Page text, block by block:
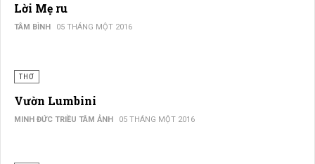
Lời Mẹ ru
TÂM BÌNH 05 THÁNG MỘT 2016
THƠ
Vườn Lumbini
MINH ĐỨC TRIỀU TÂM ẢNH 05 THÁNG MỘT 2016